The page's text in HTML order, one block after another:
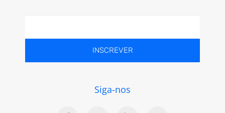
INSCREVER
Siga-nos